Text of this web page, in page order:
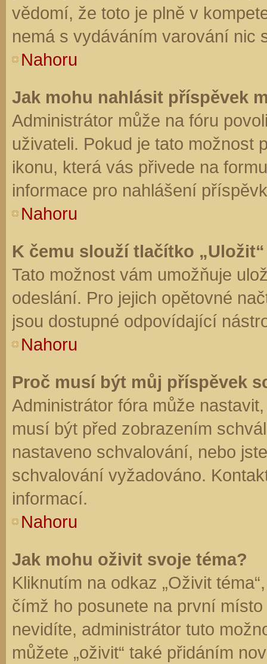
vědomí, že toto je plně v
nemá s vydáváním varování nic
Nahoru
Jak mohu nahlásit příspěvek
Administrátor může na fóru
uživateli. Pokud je tato možnost
ikonu, která vás přivede na
informace pro nahlášení
Nahoru
K čemu slouží tlačítko
Tato možnost vám umožňuje
odeslání. Pro jejich opětovné
jsou dostupné odpovídající
Nahoru
Proč musí být můj příspěvek
Administrátor fóra může
musí být před zobrazením
nastaveno schvalování, nebo
schvalování vyžadováno.
informací.
Nahoru
Jak mohu oživit svoje téma?
Kliknutím na odkaz „Oživit
čímž ho posunete na první
nevidíte, administrátor tuto
můžete „oživit“ také přidáním